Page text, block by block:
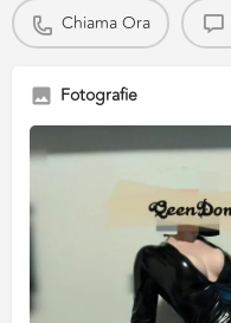
Chiama Ora
Fotografie